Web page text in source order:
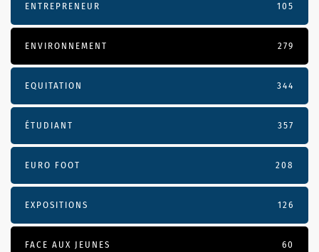
ENTREPRENEUR 105
ENVIRONNEMENT 279
EQUITATION 344
ÉTUDIANT 357
EURO FOOT 208
EXPOSITIONS 126
FACE AUX JEUNES 60